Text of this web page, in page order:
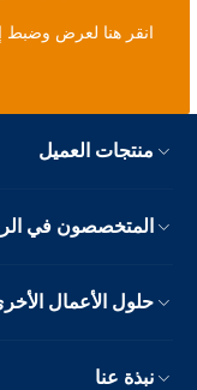
انقر هنا لعرض وضبط
منتجات العميل
المتخصصون في
حلول الأعمال
نبذة عنا